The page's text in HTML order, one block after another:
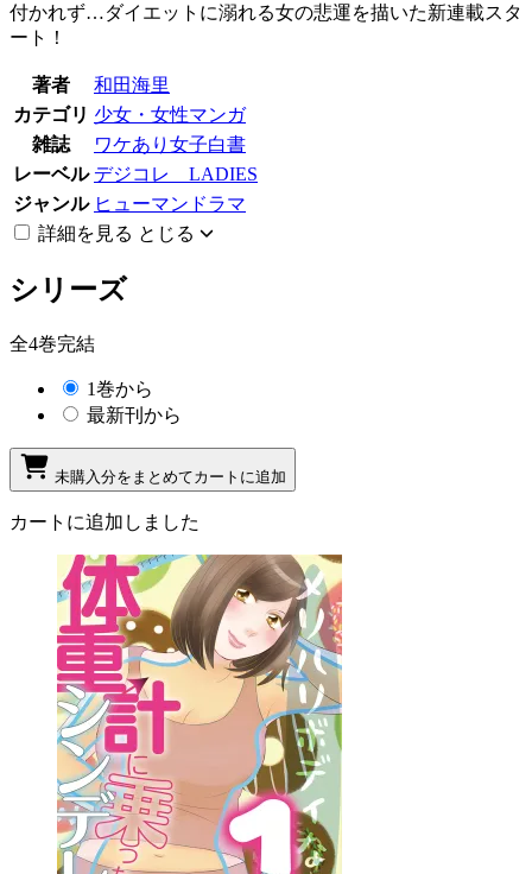
付かれず…ダイエットに溺れる女の悲運を描いた新連載スタ
ート！
著者
和田海里
カテゴリ 少女・女性マンガ
雑誌
ワケあり女子白書
レーベル デジコレ LADIES
ジャンル ヒューマンドラマ
詳細を見る とじる
シリーズ
全4巻完結
1巻から
最新刊から
未購入分をまとめてカートに追加
カートに追加しました